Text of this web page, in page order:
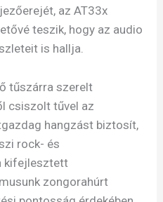
az AT33x
teszik, hogy az audio
is hallja.
tűszárra szerelt
csiszolt tűvel az
hangzást biztosít,
rock- és
kifejlesztett
zongorahúrt